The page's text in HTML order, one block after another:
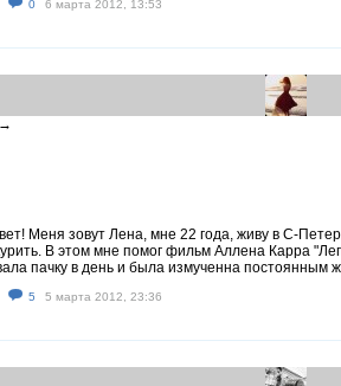
0 6 марта 2012, 13:53
→
Меня зовут Лена, мне 22 года, живу в С-
В этом мне помог фильм Аллена Карра
пачку в день и была измученна постоянным
5 5 марта 2012, 23:36